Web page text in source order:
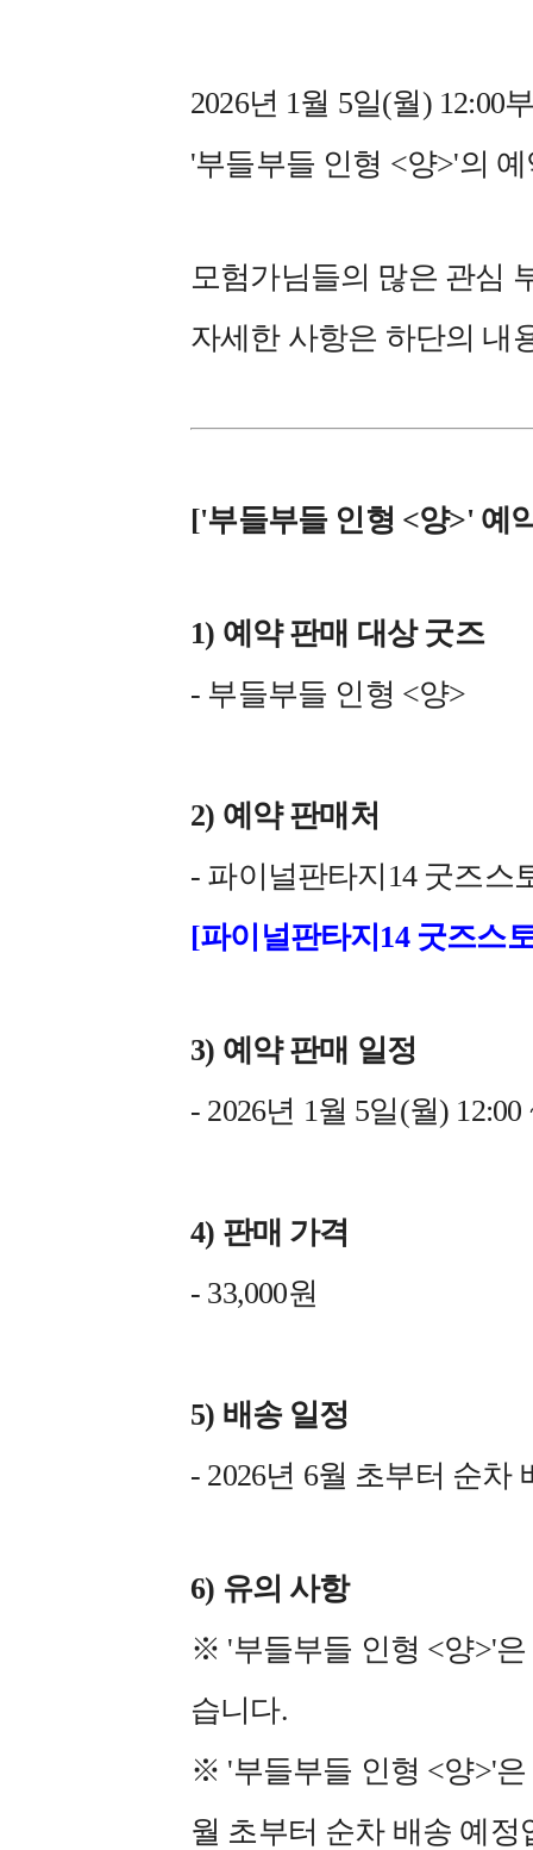
2026년 1월 5일(월) 12:00
'부들부들 인형 <양>'의
모험가님들의 많은 관심
자세한 사항은 하단의 내
['부들부들 인형 <양>' 예
1) 예약 판매 대상 굿즈
- 부들부들 인형 <양>
2) 예약 판매처
- 파이널판타지14 굿즈스
[파이널판타지14 굿즈스
3) 예약 판매 일정
- 2026년 1월 5일(월)
4) 판매 가격
- 33,000원
5) 배송 일정
- 2026년 6월 초부터 순차
6) 유의 사항
※ '부들부들 인형 <양>'은
습니다.
※ '부들부들 인형 <양>'
월 초부터 순차 배송 예정